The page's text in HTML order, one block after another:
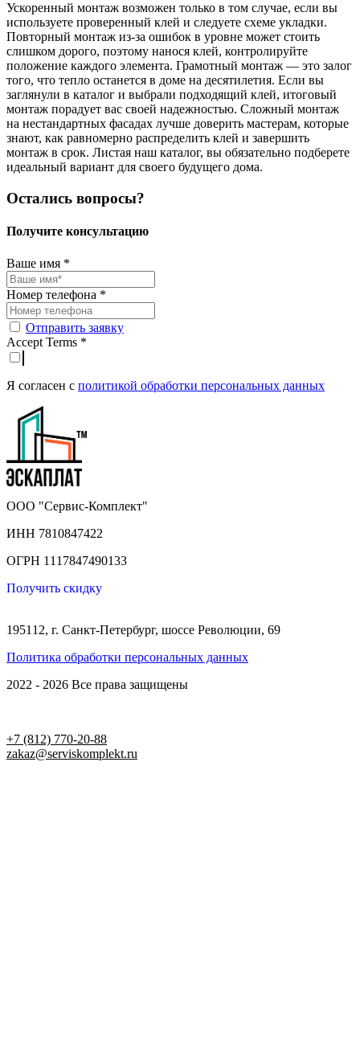
Ускоренный монтаж возможен только в том случае, если вы
используете проверенный клей и следуете схеме укладки.
Повторный монтаж из-за ошибок в уровне может стоить
слишком дорого, поэтому нанося клей, контролируйте
положение каждого элемента. Грамотный монтаж — это залог
того, что тепло останется в доме на десятилетия. Если вы
заглянули в каталог и выбрали подходящий клей, итоговый
монтаж порадует вас своей надежностью. Сложный монтаж
на нестандартных фасадах лучше доверить мастерам, которые
знают, как равномерно распределить клей и завершить
монтаж в срок. Листая наш каталог, вы обязательно подберете
идеальный вариант для своего будущего дома.
Остались вопросы?
Получите консультацию
Ваше имя *
Номер телефона *
Отправить заявку
Accept Terms *
Я согласен с политикой обработки персональных данных
ООО "Сервис-Комплект"
ИНН 7810847422
ОГРН 1117847490133
Получить скидку
195112, г. Санкт-Петербург, шоссе Революции, 69
Политика обработки персональных данных
2022 - 2026 Все права защищены
+7 (812) 770-20-88
zakaz@serviskomplekt.ru